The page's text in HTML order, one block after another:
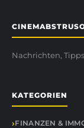
Nachrichten,
KATEGORIEN
FINANZEN &